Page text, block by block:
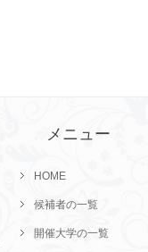
メニュー
HOME
候補者の一覧
開催大学の一覧